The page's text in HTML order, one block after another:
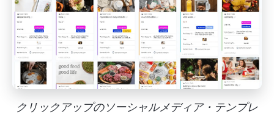
クリックアップのソーシャルメディア・テンプレ